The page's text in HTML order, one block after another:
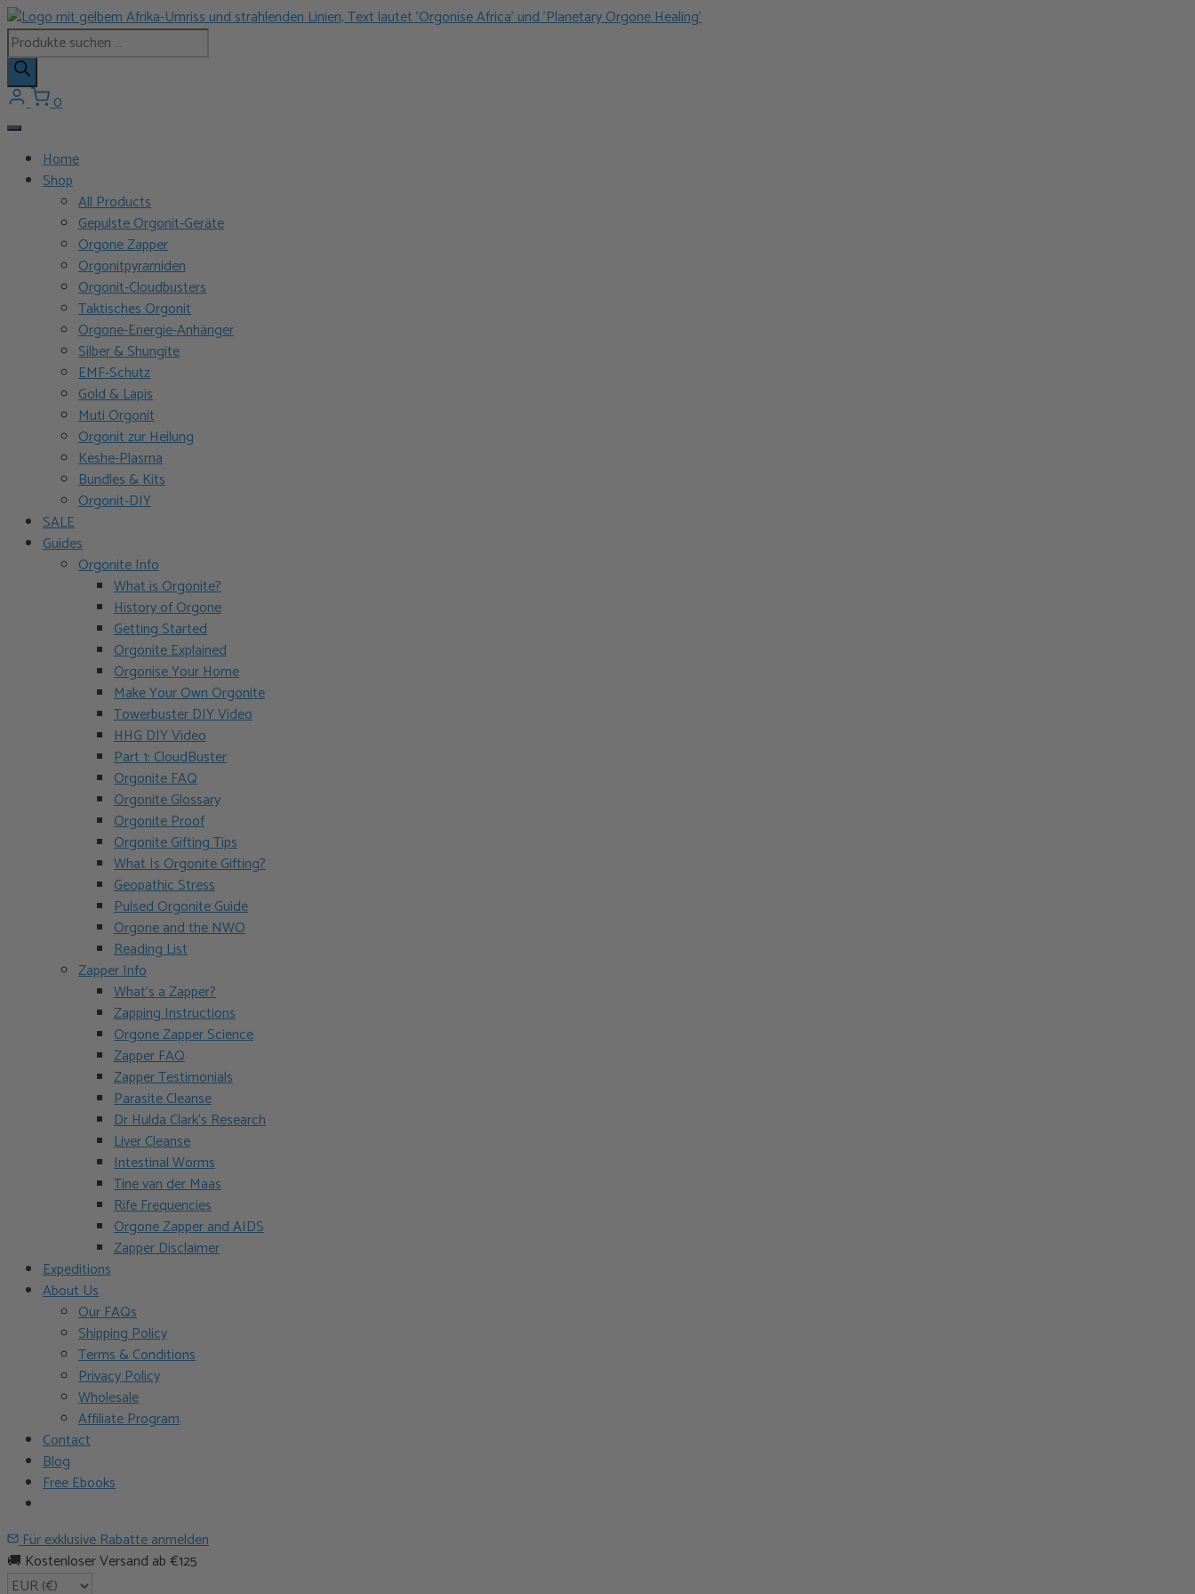
Zum
Inhalt
springen
Products
search
0
Home
Shop
All Products
Gepulste Orgonit-Geräte
Orgone Zapper
Orgonitpyramiden
Orgonit-Cloudbusters
Taktisches Orgonit
Orgone-Energie-Anhänger
Silber & Shungite
EMF-Schutz
Gold & Lapis
Muti Orgonit
Orgonit zur Heilung
Keshe-Plasma
Bundles & Kits
Orgonit-DIY
SALE
Guides
Orgonite Info
What is Orgonite?
History of Orgone
Getting Started
Orgonite Explained
Orgonise Your Home
Make Your Own Orgonite
Towerbuster DIY Video
HHG DIY Video
Part 1: CloudBuster
Orgonite FAQ
Orgonite Glossary
Orgonite Proof
Orgonite Gifting Tips
What Is Orgonite Gifting?
Geopathic Stress
Pulsed Orgonite Guide
Orgone and the NWO
Reading List
Zapper Info
What’s a Zapper?
Zapping Instructions
Orgone Zapper Science
Zapper FAQ
Zapper Testimonials
Parasite Cleanse
Dr Hulda Clark’s Research
Liver Cleanse
Intestinal Worms
Tine van der Maas
Rife Frequencies
Orgone Zapper and AIDS
Zapper Disclaimer
Expeditions
About Us
Our FAQs
Shipping Policy
Terms & Conditions
Privacy Policy
Wholesale
Affiliate Program
Contact
Blog
Free Ebooks
Für exklusive Rabatte anmelden
🚚 Kostenloser Versand ab €125